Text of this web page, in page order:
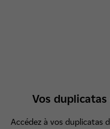
Vos
Accédez à vos duplicatas